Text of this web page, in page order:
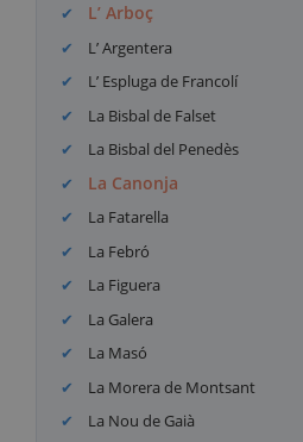
L’ Arboç
L’ Argentera
L’ Espluga de Francolí
La Bisbal de Falset
La Bisbal del Penedès
La Canonja
La Fatarella
La Febró
La Figuera
La Galera
La Masó
La Morera de Montsant
La Nou de Gaià